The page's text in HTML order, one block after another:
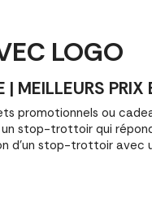
LOGO
MEILLEURS PRIX
promotionnels ou
stop-trottoir qui
d'un stop-trottoir avec